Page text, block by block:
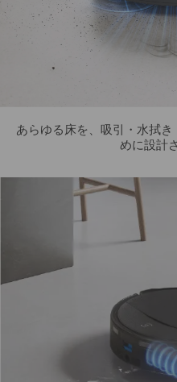
あらゆる床を、吸引・水拭
めに設計